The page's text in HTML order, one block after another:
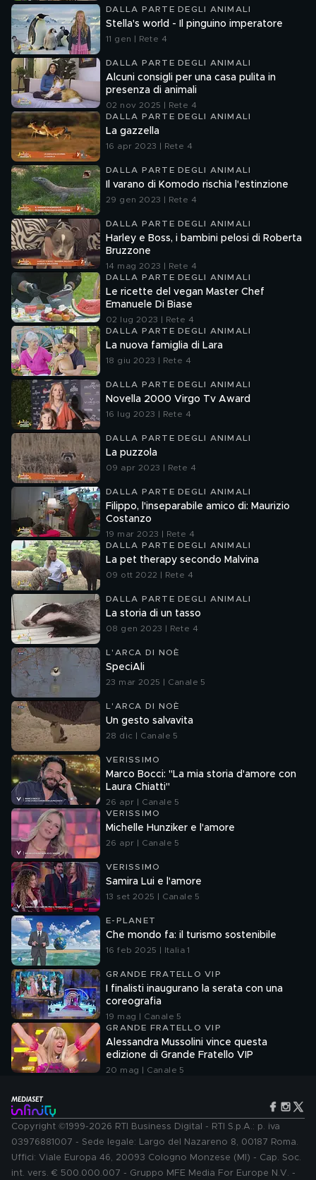
DALLA PARTE DEGLI ANIMALI
Stella's world - Il pinguino imperatore
11 gen | Rete 4
DALLA PARTE DEGLI ANIMALI
Alcuni consigli per una casa pulita in
presenza di animali
02 nov 2025 | Rete 4
DALLA PARTE DEGLI ANIMALI
La gazzella
16 apr 2023 | Rete 4
DALLA PARTE DEGLI ANIMALI
Il varano di Komodo rischia l'estinzione
29 gen 2023 | Rete 4
DALLA PARTE DEGLI ANIMALI
Harley e Boss, i bambini pelosi di Roberta
Bruzzone
14 mag 2023 | Rete 4
DALLA PARTE DEGLI ANIMALI
Le ricette del vegan Master Chef
Emanuele Di Biase
02 lug 2023 | Rete 4
DALLA PARTE DEGLI ANIMALI
La nuova famiglia di Lara
18 giu 2023 | Rete 4
DALLA PARTE DEGLI ANIMALI
Novella 2000 Virgo Tv Award
16 lug 2023 | Rete 4
DALLA PARTE DEGLI ANIMALI
La puzzola
09 apr 2023 | Rete 4
DALLA PARTE DEGLI ANIMALI
Filippo, l'inseparabile amico di: Maurizio
Costanzo
19 mar 2023 | Rete 4
DALLA PARTE DEGLI ANIMALI
La pet therapy secondo Malvina
09 ott 2022 | Rete 4
DALLA PARTE DEGLI ANIMALI
La storia di un tasso
08 gen 2023 | Rete 4
L'ARCA DI NOÈ
SpeciAli
23 mar 2025 | Canale 5
L'ARCA DI NOÈ
Un gesto salvavita
28 dic | Canale 5
VERISSIMO
Marco Bocci: "La mia storia d'amore con
Laura Chiatti"
26 apr | Canale 5
VERISSIMO
Michelle Hunziker e l'amore
26 apr | Canale 5
VERISSIMO
Samira Lui e l'amore
13 set 2025 | Canale 5
E-PLANET
Che mondo fa: il turismo sostenibile
16 feb 2025 | Italia 1
GRANDE FRATELLO VIP
I finalisti inaugurano la serata con una
coreografia
19 mag | Canale 5
GRANDE FRATELLO VIP
Alessandra Mussolini vince questa
edizione di Grande Fratello VIP
20 mag | Canale 5
Copyright ©1999-2026 RTI Business Digital - RTI S.p.A.: p. iva
03976881007 - Sede legale: Largo del Nazareno 8, 00187 Roma.
Uffici: Viale Europa 46, 20093 Cologno Monzese (MI) - Cap. Soc.
int. vers. € 500.000.007 - Gruppo MFE Media For Europe N.V. -